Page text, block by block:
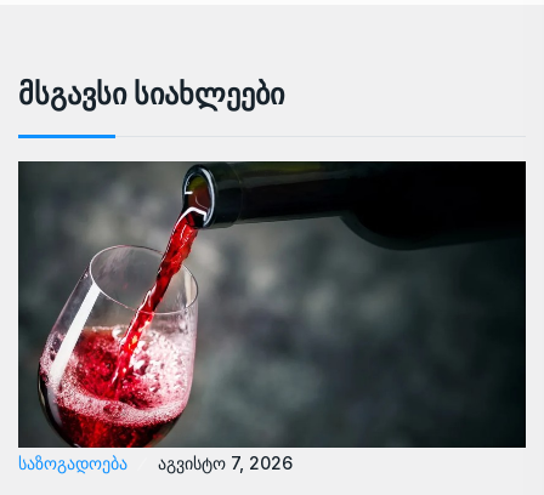
Მსგავსი Სიახლეები
ᲡᲐᲖᲝᲒᲐᲓᲝᲔᲑᲐ აგვისტო 7, 2026